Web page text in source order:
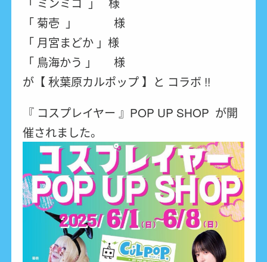
「 菊壱 」 様
「 月宮まどか 」様
「 鳥海かう 」 様
が【 秋葉原カルポップ 】と コラボ !!
『 コスプレイヤー 』POP UP SHOP が開
催されました。